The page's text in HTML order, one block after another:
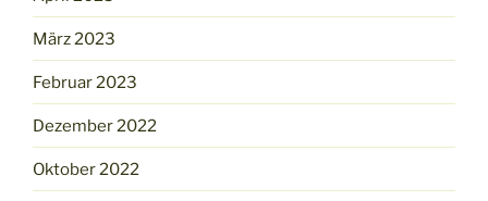
März 2023
Februar 2023
Dezember 2022
Oktober 2022